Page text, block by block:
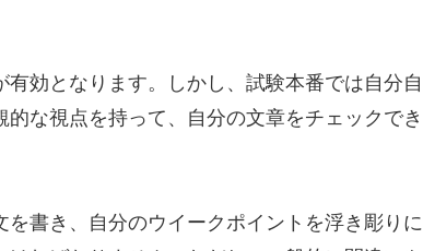
効となります。しかし、試験本番では自分自
な視点を持って、自分の文章をチェックでき
書き、自分のウイークポイントを浮き彫りに